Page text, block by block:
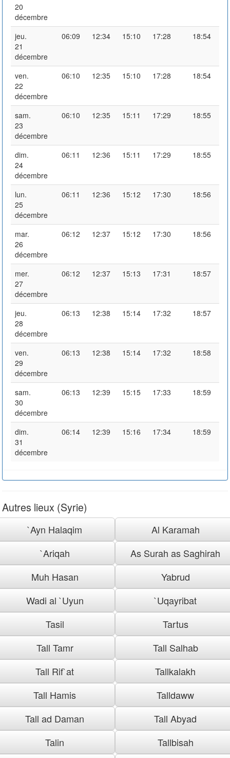
20
décembre
jeu.
21
décembre
06:09 12:34 15:10 17:28 18:54
ven.
22
décembre
06:10 12:35 15:10 17:28 18:54
sam.
23
décembre
06:10 12:35 15:11 17:29 18:55
dim.
24
décembre
06:11 12:36 15:11 17:29 18:55
lun.
25
décembre
06:11 12:36 15:12 17:30 18:56
mar.
26
décembre
06:12 12:37 15:12 17:30 18:56
mer.
27
décembre
06:12 12:37 15:13 17:31 18:57
jeu.
28
décembre
06:13 12:38 15:14 17:32 18:57
ven.
29
décembre
06:13 12:38 15:14 17:32 18:58
sam.
30
décembre
06:13 12:39 15:15 17:33 18:59
dim.
31
décembre
06:14 12:39 15:16 17:34 18:59
Autres lieux (Syrie)
`Ayn Halaqim
Al Karamah
`Ariqah
As Surah as Saghirah
Muh Hasan
Yabrud
Wadi al `Uyun
`Uqayribat
Tasil
Tartus
Tall Tamr
Tall Salhab
Tall Rif`at
Tallkalakh
Tall Hamis
Talldaww
Tall ad Daman
Tall Abyad
Talin
Tallbisah